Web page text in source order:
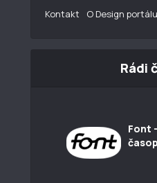
Kontakt O Design portálu
Rádi
Font